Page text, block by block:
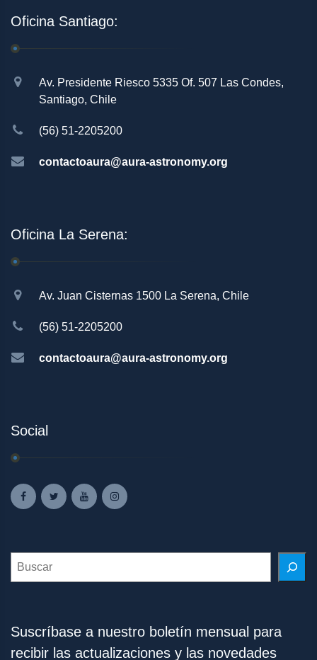
Oficina Santiago:
Av. Presidente Riesco 5335 Of. 507 Las Condes,
Santiago, Chile
(56) 51-2205200
contactoaura@aura-astronomy.org
Oficina La Serena:
Av. Juan Cisternas 1500 La Serena, Chile
(56) 51-2205200
contactoaura@aura-astronomy.org
Social
Search
Suscríbase a nuestro boletín mensual para
recibir las actualizaciones y las novedades